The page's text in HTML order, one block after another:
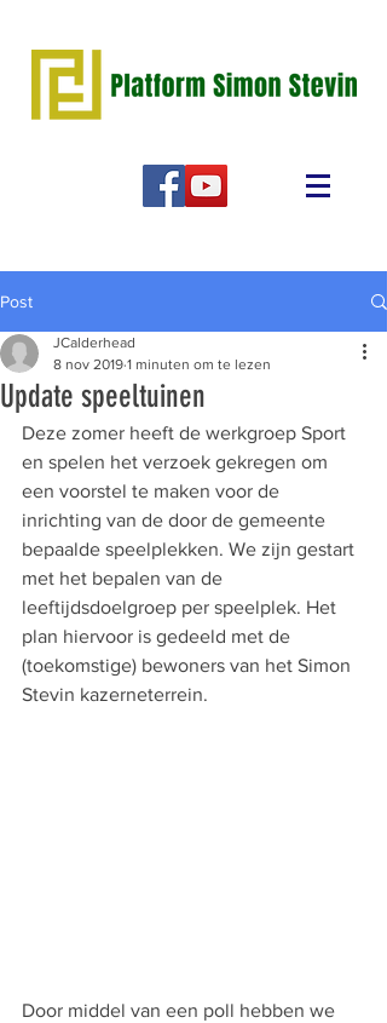
Post
Update speeltuinen
JCalderhead
8 nov 2019 1 minuten om te lezen
Deze zomer heeft de werkgroep Sport
en spelen het verzoek gekregen om
een voorstel te maken voor de
inrichting van de door de gemeente
bepaalde speelplekken. We zijn gestart
met het bepalen van de
leeftijdsdoelgroep per speelplek. Het
plan hiervoor is gedeeld met de
(toekomstige) bewoners van het Simon
Stevin kazerneterrein.
Door middel van een poll hebben we